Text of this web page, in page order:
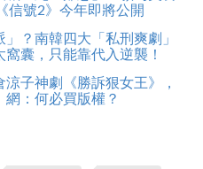
信號2》今年即將公開
？南韓四大「私刑爽劇」
囊，只能靠代入逆襲！
子神劇《勝訴狠女王》，
：何必買版權？